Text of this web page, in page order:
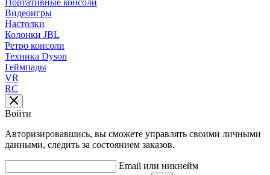
Портативные консоли
Видеоигры
Настолки
Колонки JBL
Ретро консоли
Техника Dyson
Геймпады
VR
RC
Войти
Авторизировавшись, вы сможете управлять своими личными
данными, следить за состоянием заказов.
Email или никнейм